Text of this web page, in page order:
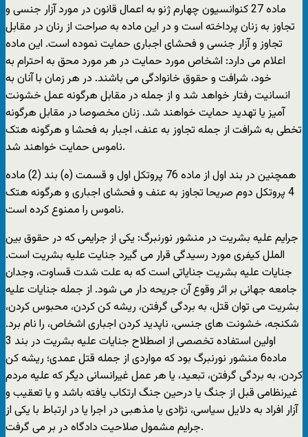
ماده 27 کنوانسیون چهارم ژنو به اعمال قانون در مورد آزار جنسی و
تجاوز به زنان پرداخته است و در این ماده به صراحت از رنان در مقابل
تجاوز و آزار جنسی و فحشای اجباری حمایت نموده است. این ماده
اعلام می دارد: اشخاص مورد حمایت در هر مورد محق به احترام به
خود، شرافت و حقوق خانوادگی می باشند. در هر زمان با آنان به
انسانیت رفتار خواهد شد و از جمله در مقابل هرگونه عمل خشونت
آمیز یا تهدید حمایت خواهند شد. زنان مخصوصا در مقابل هرگونه
تخطی به شرافت از جمله تجاوز به عنف، اجبار به فحشا و هرگونه هتک
ناموس حمایت خواهند شد.
همچنین در بند اول از ماده 76 پروتکل اول و قسمت (ه) بند (2) ماده
4 پروتکل دوم صریحا تجاوز به عنف و فحشای اجباری و هرگونه هتک
ناموس را ممنوع کرده است.
جرایم علیه بشریت در منشور نورنبرگ: یکی از جرایمی که در حقوق بین
الملل کیفری مورد رسیدگی قرار می گیرد جنایت علیه بشریت است.
جنایات علیه بشریت جنایاتی است که به علت شدت قساوت، وجدان
جامعه جهانی بر اثر وقوع آن جریحه دار می شود. از جمله جنایات علیه
بشریت می توان قتل، به بردگی گرفتن، ریشه کن کردن، محبوس کردن،
شکنجه، خشونت های جنسی، ناپدید کردن اجباری اشخاص، را نام برد.
اولین استفاده تخصصی از اصطلاح جنایات علیه بشریت در بند 3
ماده6 منشور نورنبرگ بود که مواردی از جمله قتل عمدی؛ ریشه کن
کردن، به بردگی گرفتن، تبعید، یا هر عمل غیرانسانی دیگر که علیه مردم
غیرنظامی قبل از جنگ یا درحین جنگ ارتکاب یافته باشد و یا تعقیب و
آزار افراد به دلایل سیاسی، نژادی یا مذهبی در اجرا یا در ارتباط با یکی از
جرایم مشمول صلاحیت دادگاه در بر می گرفت.